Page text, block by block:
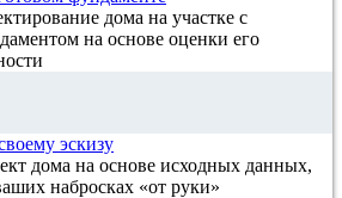
дома на участке с
на основе оценки его
эскизу
дома на основе исходных данных,
набросках «от руки»